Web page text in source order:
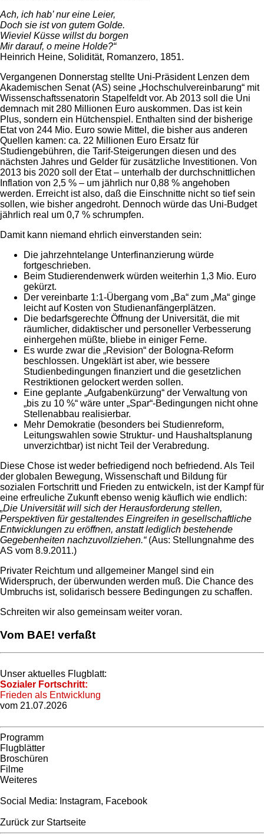
Ach, ich hab’ nur eine Leier,
Doch sie ist von gutem Golde.
Wieviel Küsse willst du borgen
Mir darauf, o meine Holde?“
Heinrich Heine, Solidität, Romanzero, 1851.
Vergangenen Donnerstag stellte Uni-Präsident Lenzen dem
Akademischen Senat (AS) seine „Hochschulvereinbarung“ mit
Wissenschaftssenatorin Stapelfeldt vor. Ab 2013 soll die Uni
demnach mit 280 Millionen Euro auskommen. Das ist kein
Plus, sondern ein Hütchenspiel. Enthalten sind der bisherige
Etat von 244 Mio. Euro sowie Mittel, die bisher aus anderen
Quellen kamen: ca. 22 Millionen Euro Ersatz für
Studiengebühren, die Tarif-Steigerungen diesen und des
nächsten Jahres und Gelder für zusätzliche Investitionen. Von
2013 bis 2020 soll der Etat – unterhalb der durchschnittlichen
Inflation von 2,5 % – um jährlich nur 0,88 % angehoben
werden. Erreicht ist also, daß die Einschnitte nicht so tief sein
sollen, wie bisher angedroht. Dennoch würde das Uni-Budget
jährlich real um 0,7 % schrumpfen.
Damit kann niemand ehrlich einverstanden sein:
Die jahrzehntelange Unterfinanzierung würde
fortgeschrieben.
Beim Studierendenwerk würden weiterhin 1,3 Mio. Euro
gekürzt.
Der vereinbarte 1:1-Übergang vom „Ba“ zum „Ma“ ginge
leicht auf Kosten von Studienanfängerplätzen.
Die bedarfsgerechte Öffnung der Universität, die mit
räumlicher, didaktischer und personeller Verbesserung
einhergehen müßte, bliebe in einiger Ferne.
Es wurde zwar die „Revision“ der Bologna-Reform
beschlossen. Ungeklärt ist aber, wie bessere
Studienbedingungen finanziert und die gesetzlichen
Restriktionen gelockert werden sollen.
Eine geplante „Aufgabenkürzung“ der Verwaltung von
„bis zu 10 %“ wäre unter „Spar“-Bedingungen nicht ohne
Stellenabbau realisierbar.
Mehr Demokratie (besonders bei Studienreform,
Leitungswahlen sowie Struktur- und Haushaltsplanung
unverzichtbar) ist nicht Teil der Verabredung.
Diese Chose ist weder befriedigend noch befriedend. Als Teil
der globalen Bewegung, Wissenschaft und Bildung für
sozialen Fortschritt und Frieden zu entwickeln, ist der Kampf für
eine erfreuliche Zukunft ebenso wenig käuflich wie endlich:
„Die Universität will sich der Herausforderung stellen,
Perspektiven für gestaltendes Eingreifen in gesellschaftliche
Entwicklungen zu eröffnen, anstatt lediglich bestehende
Gegebenheiten nachzuvollziehen.“(Aus: Stellungnahme des
AS vom 8.9.2011.)
Privater Reichtum und allgemeiner Mangel sind ein
Widerspruch, der überwunden werden muß. Die Chance des
Umbruchs ist, solidarisch bessere Bedingungen zu schaffen.
Schreiten wir also gemeinsam weiter voran.
Vom BAE! verfaßt
Unser aktuelles Flugblatt:
Sozialer Fortschritt:
Frieden als Entwicklung
vom 21.07.2026
Programm
Flugblätter
Broschüren
Filme
Weiteres
Social Media: Instagram, Facebook
Zurück zur Startseite